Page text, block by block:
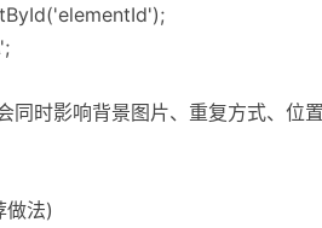
时影响背景图片、重复方式、位
做法)